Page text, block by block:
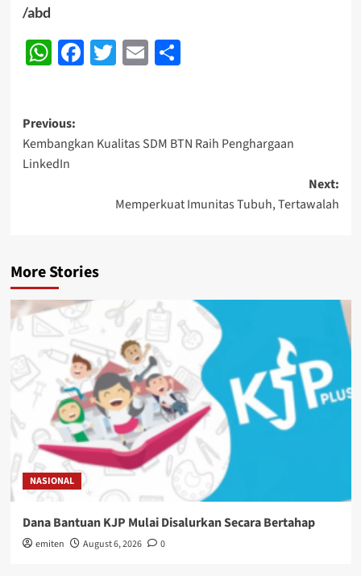
/abd
WhatsApp
Facebook
Twitter
EmailShare
Post
navigation
Previous:
Kembangkan Kualitas SDM BTN Raih Penghargaan
LinkedIn
Next:
Memperkuat Imunitas Tubuh, Tertawalah
More Stories
NASIONAL
Dana Bantuan KJP Mulai Disalurkan Secara Bertahap
emiten August 6, 2026 0